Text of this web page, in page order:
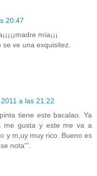
20:47
mía¡¡¡
ve una exquisitez.
a las 21:22
tiene este bacalao. Ya
me gusta y este me va a
y m,uy muy rico. Bueno es
nota'''.